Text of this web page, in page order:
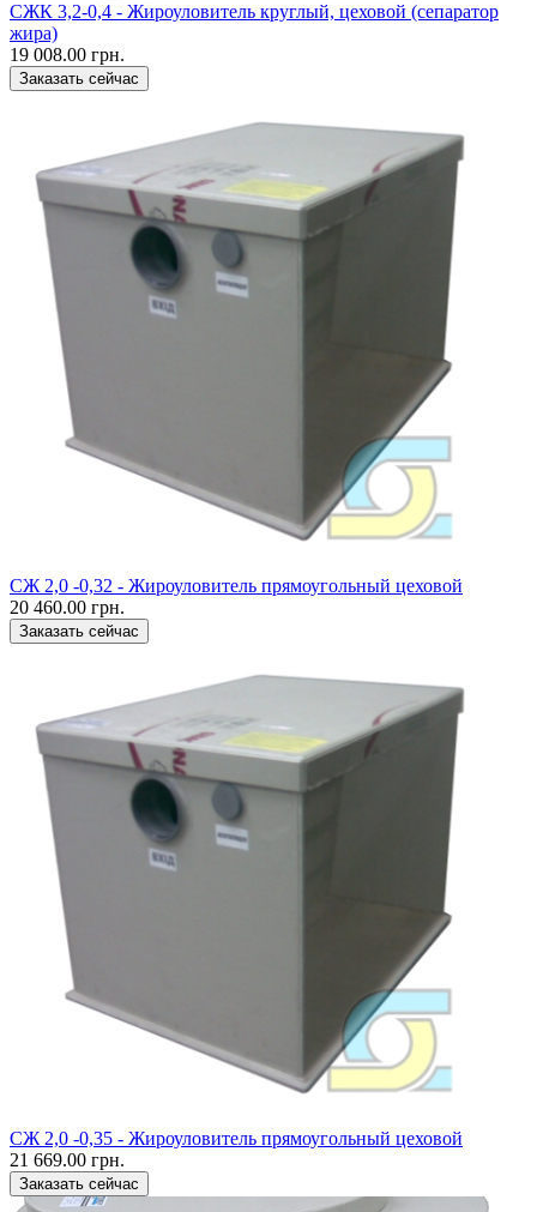
CЖК 3,2-0,4 - Жироуловитель круглый, цеховой (сепаратор
жира)
19 008.00 грн.
Заказать сейчас
CЖ 2,0 -0,32 - Жироуловитель прямоугольный цеховой
20 460.00 грн.
Заказать сейчас
CЖ 2,0 -0,35 - Жироуловитель прямоугольный цеховой
21 669.00 грн.
Заказать сейчас